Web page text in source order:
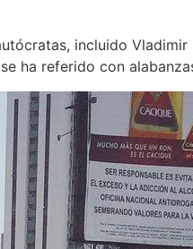
incluido Vladimir
ha referido con